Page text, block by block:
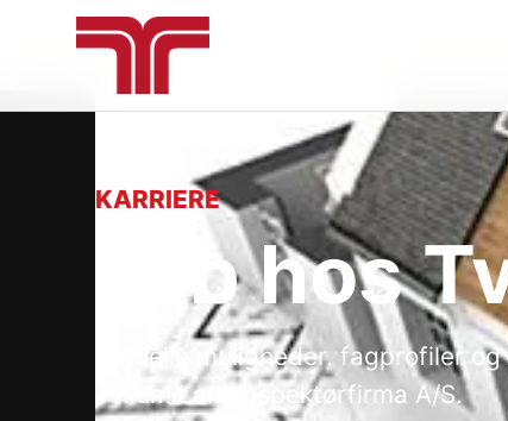
KARRIERE
Job hos
Aktuelle muligheder, fagprofiler
Tvilum Landinspektørfirma A/S.